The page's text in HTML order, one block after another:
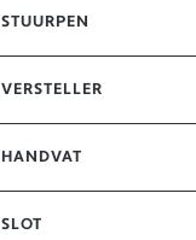
STUURPEN
VERSTELLER
HANDVAT
SLOT